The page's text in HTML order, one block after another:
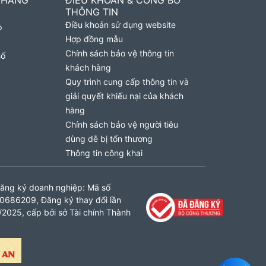
THÔNG TIN
Điều khoản sử dụng website
Hợp đồng mẫu
Chính sách bảo vệ thông tin
khách hàng
Quy trình cung cấp thông tin và
giải quyết khiếu nại của khách
hàng
Chính sách bảo vệ người tiêu
dùng dễ bị tổn thương
Thông tin công khai
ký doanh nghiệp: Mã số
Đăng ký thay đổi lần
cấp bởi sở Tài chính Thành